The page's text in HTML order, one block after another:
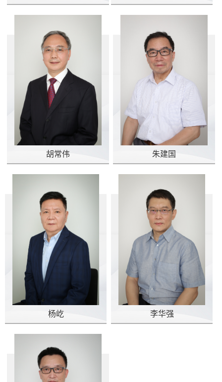
胡常伟 朱建国
杨屹 李华强